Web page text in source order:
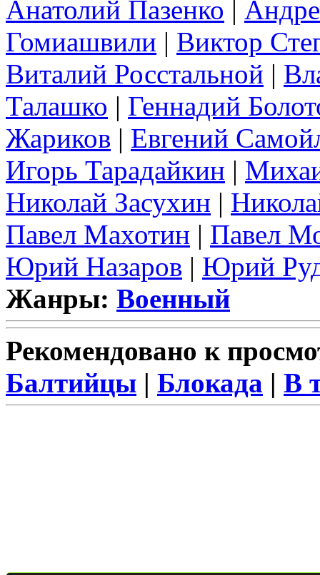
Анатолий Пазенко |
Гомиашвили | Виктор
Виталий Росстальной |
Талашко | Геннадий
Жариков | Евгений
Игорь Тарадайкин |
Николай Засухин |
Павел Махотин | Павел
Юрий Назаров | Юрий
Жанры: Военный
Рекомендовано к
Балтийцы | Блокада | В